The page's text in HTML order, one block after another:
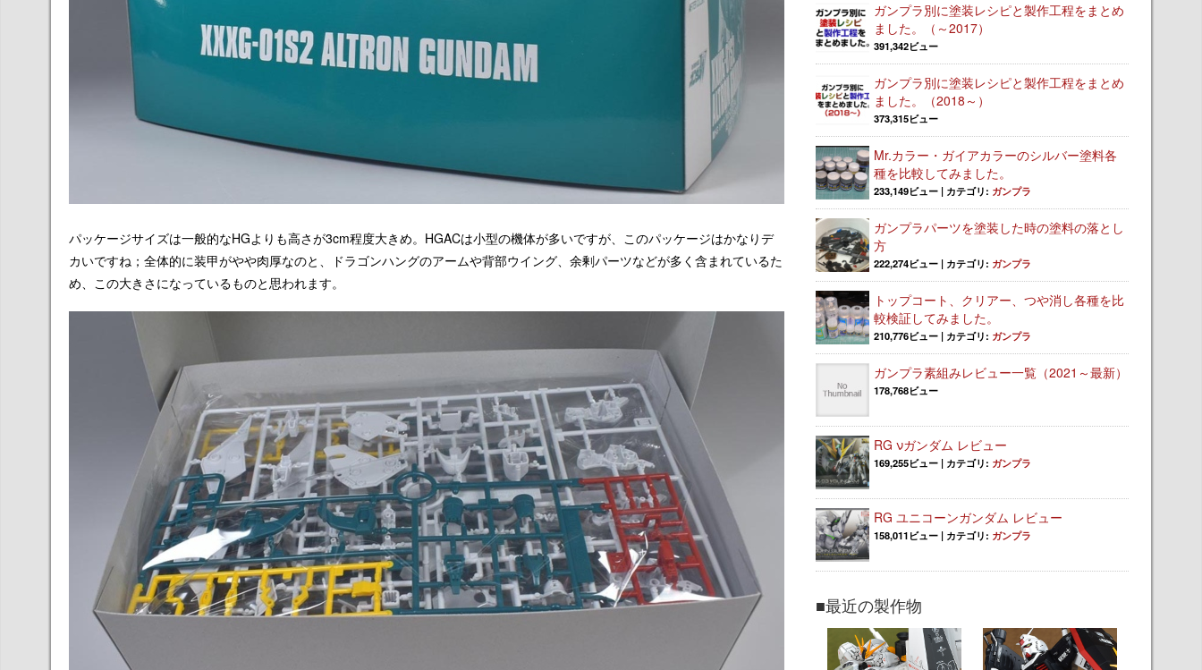
パッケージサイズは一般的なHGよりも高さが3cm程度大きめ。HGACは小型の機体が多いですが、このパッケージはかなりデ
カいですね；全体的に装甲がやや肉厚なのと、ドラゴンハングのアームや背部ウイング、余剰パーツなどが多く含まれているた
め、この大きさになっているものと思われます。
ガンプラ別に塗装レシピと製作工程をまとめ
ました。（～2017）
391,342ビュー
ガンプラ別に塗装レシピと製作工程をまとめ
ました。（2018～）
373,315ビュー
Mr.カラー・ガイアカラーのシルバー塗料各
種を比較してみました。
233,149ビュー | カテゴリ: ガンプラ
ガンプラパーツを塗装した時の塗料の落とし
方
222,274ビュー | カテゴリ: ガンプラ
トップコート、クリアー、つや消し各種を比
較検証してみました。
210,776ビュー | カテゴリ: ガンプラ
ガンプラ素組みレビュー一覧（2021～最新）
178,768ビュー
RG νガンダム レビュー
169,255ビュー | カテゴリ: ガンプラ
RG ユニコーンガンダム レビュー
158,011ビュー | カテゴリ: ガンプラ
■最近の製作物